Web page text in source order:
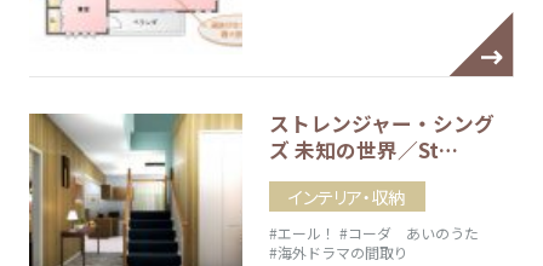
ストレンジャー・シング
ズ 未知の世界／St…
インテリア・収納
#エール！ #コーダ あいのうた
#海外ドラマの間取り